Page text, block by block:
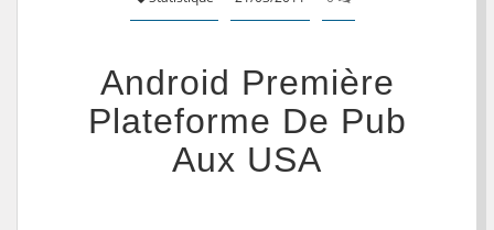
Android Première
Plateforme De Pub
Aux USA